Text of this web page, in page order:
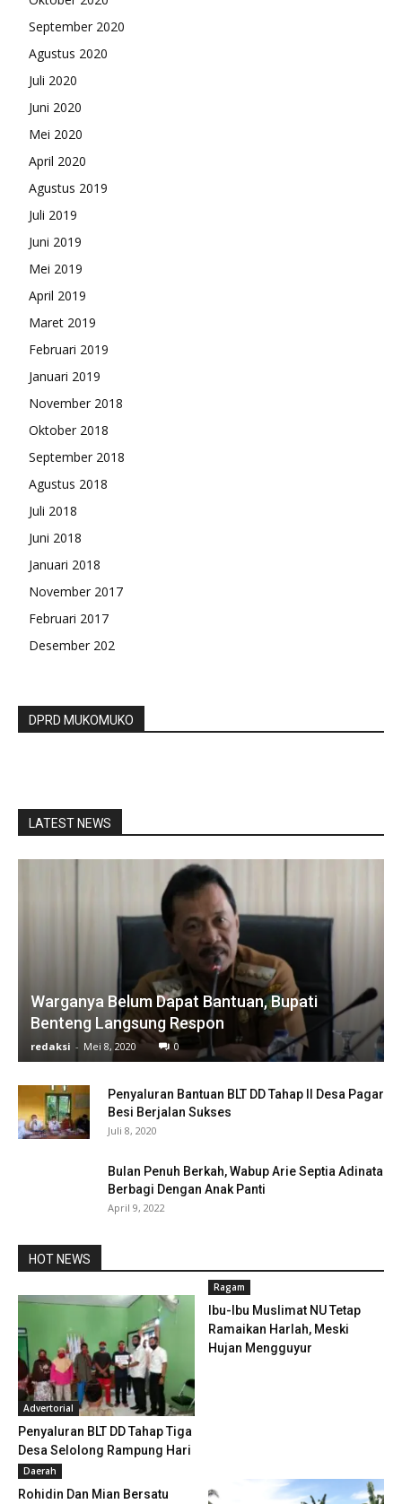
September 2020
Agustus 2020
Juli 2020
Juni 2020
Mei 2020
April 2020
Agustus 2019
Juli 2019
Juni 2019
Mei 2019
April 2019
Maret 2019
Februari 2019
Januari 2019
November 2018
Oktober 2018
September 2018
Agustus 2018
Juli 2018
Juni 2018
Januari 2018
November 2017
Februari 2017
Desember 202
DPRD MUKOMUKO
LATEST NEWS
Warganya Belum Dapat Bantuan, Bupati
Benteng Langsung Respon
redaksi - Mei 8, 2020 0
Penyaluran Bantuan BLT DD Tahap II Desa Pagar
Besi Berjalan Sukses
Juli 8, 2020
Bulan Penuh Berkah, Wabup Arie Septia Adinata
Berbagi Dengan Anak Panti
April 9, 2022
HOT NEWS
Advertorial
Penyaluran BLT DD Tahap Tiga
Desa Selolong Rampung Hari
Ini
Ragam
Ibu-Ibu Muslimat NU Tetap
Ramaikan Harlah, Meski
Hujan Mengguyur
Daerah
Rohidin Dan Mian Bersatu